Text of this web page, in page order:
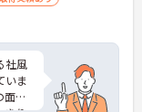
社風
いま
面談